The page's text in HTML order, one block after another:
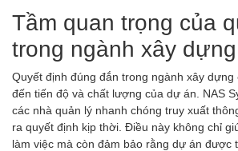
Tầm quan trọng của
trong ngành xây dựng
Quyết định đúng đắn trong ngành xây
đến tiến độ và chất lượng của dự án. NAS
các nhà quản lý nhanh chóng truy xuất
ra quyết định kịp thời. Điều này không chỉ
làm việc mà còn đảm bảo rằng dự án được